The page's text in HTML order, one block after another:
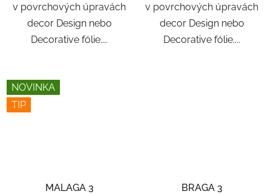
v povrchových úpravách
decor Design nebo
Decorative fólie....
v povrchových úpravách
decor Design nebo
Decorative fólie....
NOVINKA
TIP
MALAGA 3 BRAGA 3